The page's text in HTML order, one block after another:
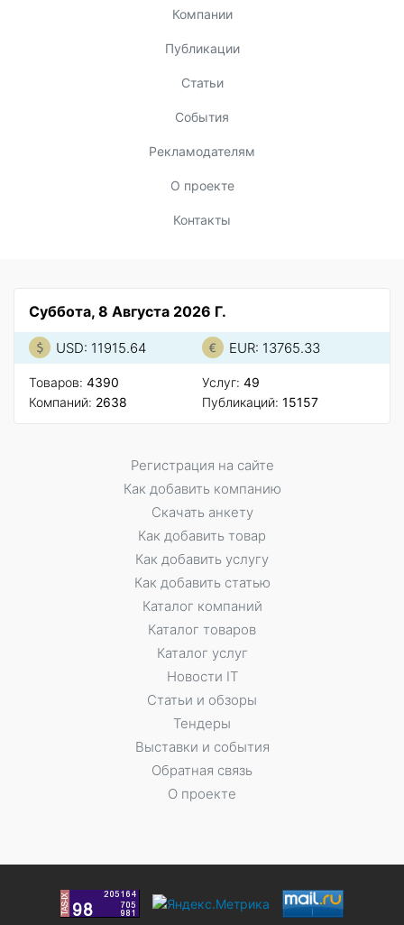
Компании
Публикации
Статьи
События
Рекламодателям
О проекте
Контакты
Суббота, 8 Августа 2026 Г.
USD: 11915.64 EUR: 13765.33
Товаров: 4390
Компаний: 2638
Услуг: 49
Публикаций: 15157
Регистрация на сайте
Как добавить компанию
Скачать анкету
Как добавить товар
Как добавить услугу
Как добавить статью
Каталог компаний
Каталог товаров
Каталог услуг
Новости IT
Статьи и обзоры
Тендеры
Выставки и события
Обратная связь
О проекте